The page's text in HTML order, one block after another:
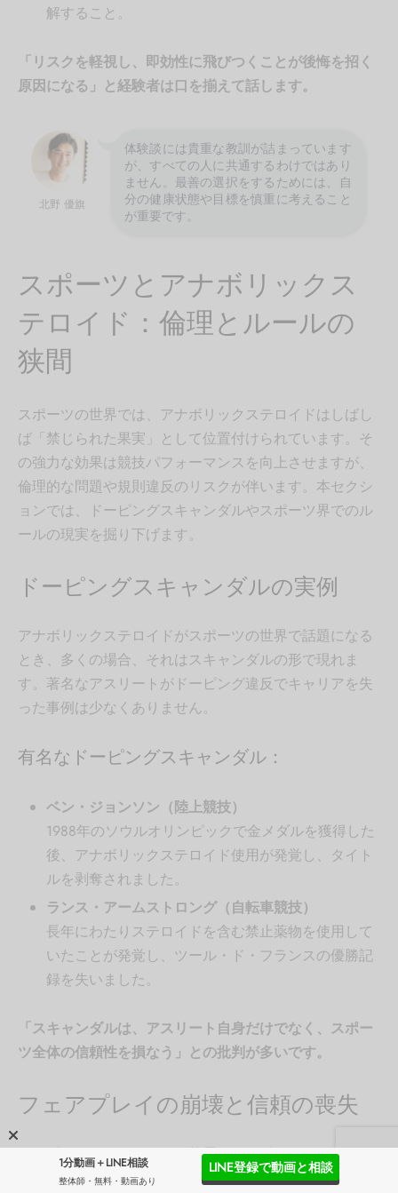
解すること。
「リスクを軽視し、即効性に飛びつくことが後悔を招く
原因になる」と経験者は口を揃えて話します。
北野 優旗
体験談には貴重な教訓が詰まっています
が、すべての人に共通するわけではあり
ません。最善の選択をするためには、自
分の健康状態や目標を慎重に考えること
が重要です。
スポーツとアナボリックス
テロイド：倫理とルールの
狭間
スポーツの世界では、アナボリックステロイドはしばし
ば「禁じられた果実」として位置付けられています。そ
の強力な効果は競技パフォーマンスを向上させますが、
倫理的な問題や規則違反のリスクが伴います。本セクシ
ョンでは、ドーピングスキャンダルやスポーツ界でのル
ールの現実を掘り下げます。
ドーピングスキャンダルの実例
アナボリックステロイドがスポーツの世界で話題になる
とき、多くの場合、それはスキャンダルの形で現れま
す。著名なアスリートがドーピング違反でキャリアを失
った事例は少なくありません。
有名なドーピングスキャンダル：
ベン・ジョンソン（陸上競技）
1988年のソウルオリンピックで金メダルを獲得した
後、アナボリックステロイド使用が発覚し、タイト
ルを剥奪されました。
ランス・アームストロング（自転車競技）
長年にわたりステロイドを含む禁止薬物を使用して
いたことが発覚し、ツール・ド・フランスの優勝記
録を失いました。
「スキャンダルは、アスリート自身だけでなく、スポー
ツ全体の信頼性を損なう」との批判が多いです。
フェアプレイの崩壊と信頼の喪失
アナボリックステロイドの使用は、スポーツにおけるフ
ェアプレイの精神を根底から覆す行為とされています。
1分動画＋LINE相談
整体師・無料・動画あり
LINE登録で動画と相談